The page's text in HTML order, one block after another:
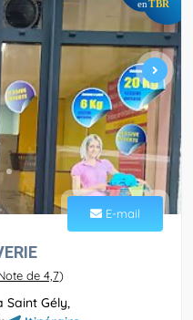
en TBR
E-mail
de 4,7)
Saint Gély,